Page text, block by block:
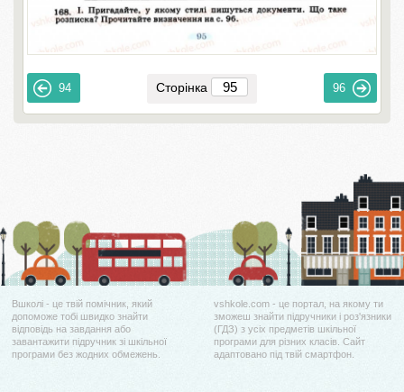
94 Сторінка 96
Вшколі - це твій помічник, який
допоможе тобі швидко знайти
відповідь на завдання або
завантажити підручник зі шкільної
програми без жодних обмежень.
vshkole.com - це портал, на якому ти
зможеш знайти підручники і роз'язники
(ГДЗ) з усіх предметів шкільної
програми для різних класів. Сайт
адаптовано під твій смартфон.